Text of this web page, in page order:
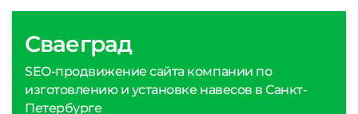
Сваеград
SEO-продвижение сайта компании по
изготовлению и установке навесов в Санкт-
Петербурге